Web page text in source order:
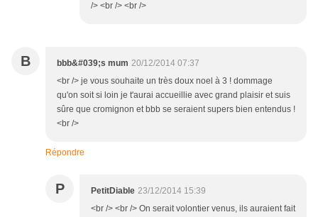
/> <br /> <br />
B bbb&#039;s mum 20/12/2014 07:37
<br /> je vous souhaite un très doux noel à 3 ! dommage
qu'on soit si loin je t'aurai accueillie avec grand plaisir et suis
sûre que cromignon et bbb se seraient supers bien entendus !
<br />
Répondre
P PetitDiable 23/12/2014 15:39
<br /> <br /> On serait volontier venus, ils auraient fait